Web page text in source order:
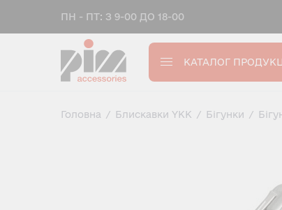
ПН - ПТ: З 9-00 ДО 18-00
КАТАЛОГ
Головна / Блискавки YKK / Бігунки /